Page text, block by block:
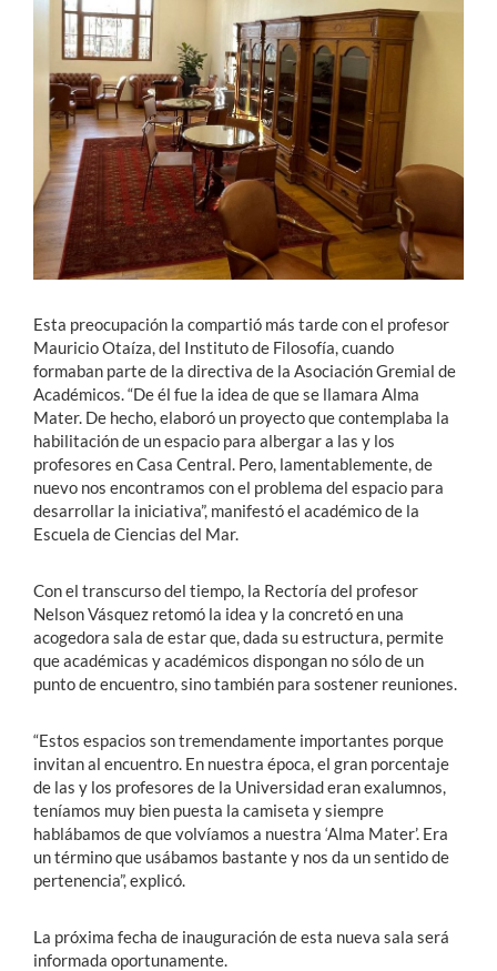
Esta preocupación la compartió más tarde con el profesor
Mauricio Otaíza, del Instituto de Filosofía, cuando
formaban parte de la directiva de la Asociación Gremial de
Académicos. “De él fue la idea de que se llamara Alma
Mater. De hecho, elaboró un proyecto que contemplaba la
habilitación de un espacio para albergar a las y los
profesores en Casa Central. Pero, lamentablemente, de
nuevo nos encontramos con el problema del espacio para
desarrollar la iniciativa”, manifestó el académico de la
Escuela de Ciencias del Mar.
Con el transcurso del tiempo, la Rectoría del profesor
Nelson Vásquez retomó la idea y la concretó en una
acogedora sala de estar que, dada su estructura, permite
que académicas y académicos dispongan no sólo de un
punto de encuentro, sino también para sostener reuniones.
“Estos espacios son tremendamente importantes porque
invitan al encuentro. En nuestra época, el gran porcentaje
de las y los profesores de la Universidad eran exalumnos,
teníamos muy bien puesta la camiseta y siempre
hablábamos de que volvíamos a nuestra ‘Alma Mater’. Era
un término que usábamos bastante y nos da un sentido de
pertenencia”, explicó.
La próxima fecha de inauguración de esta nueva sala será
informada oportunamente.